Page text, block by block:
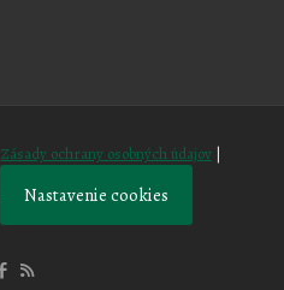
Zásady ochrany osobných údajov|
Nastavenie cookies